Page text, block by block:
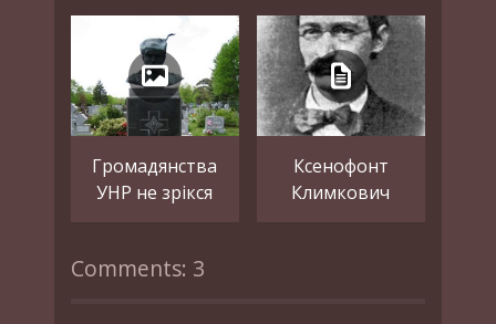
Громадянства
УНР не зрікся
Ксенофонт
Климкович
Comments: 3